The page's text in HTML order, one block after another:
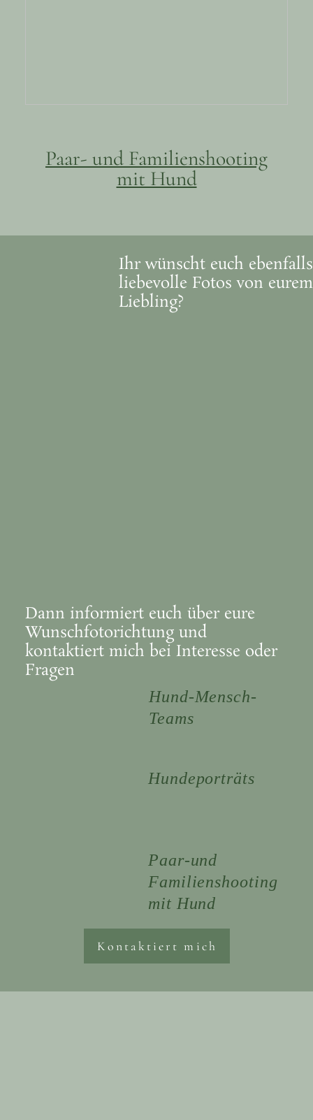
Paar- und Familienshooting
mit Hund
Ihr wünscht euch ebenfalls
liebevolle Fotos von eurem
Liebling?
Hund-Mensch-
Teams
Hundeporträts
Paar-und
Familienshooting
mit Hund
Dann informiert euch über eure
Wunschfotorichtung und
kontaktiert mich bei Interesse oder
Fragen
Kontaktiert mich